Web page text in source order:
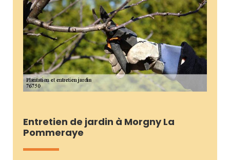
Entretien de jardin à Morgny La
Pommeraye